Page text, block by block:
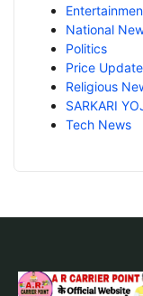
National
Politics
Price Update
Religious
SARKARI
Tech News